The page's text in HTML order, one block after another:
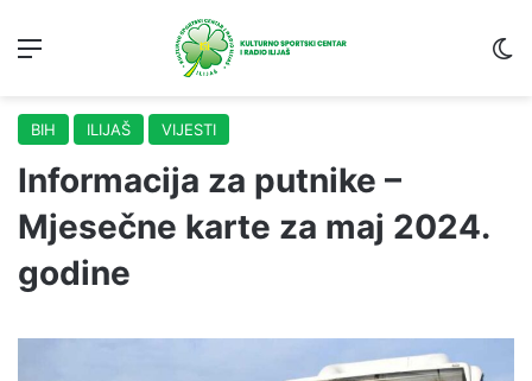
BIH ILIJAŠ VIJESTI
Informacija za putnike –
Mjesečne karte za maj 2024.
godine